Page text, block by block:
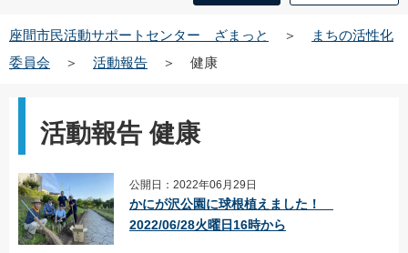
座間市民活動サポートセンター ざまっと ＞
まちの活性化
委員会
＞ 活動報告 ＞ 健康
活動報告 健康
公開日：2022年06月29日
かにが沢公園に球根植えました！
2022/06/28火曜日16時から